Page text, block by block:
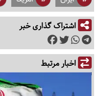
اشتراک گذاری خبر
اخبار مرتبط